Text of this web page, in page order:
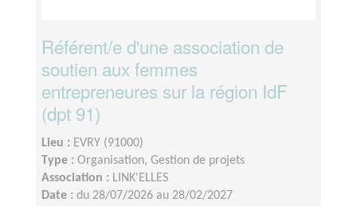
Référent/e d'une association de
soutien aux femmes
entrepreneures sur la région IdF
(dpt 91)
Lieu : EVRY (91000)
Type : Organisation, Gestion de projets
Association : LINK'ELLES
Date : du 28/07/2026 au 28/02/2027